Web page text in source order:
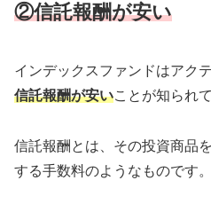
②信託報酬が安い
インデックスファンドはアク
信託報酬が安いことが知られ
信託報酬とは、その投資商品
する手数料のようなものです。